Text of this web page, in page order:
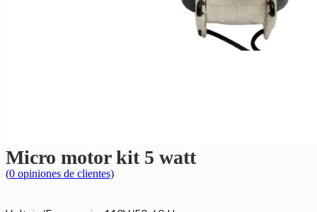
Micro motor kit 5 watt
(0 opiniones de clientes)